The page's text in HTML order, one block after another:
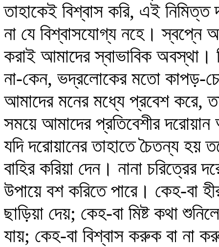
তাহাকেই বিশ্বাস করি, এই
না যে বিশ্বাসযোগ্য নহে। স্বপ্নে
করাই আমাদের স্বাভাবিক অবস্থা।
না-কেন, ভদ্রলোকের মতো কাপড়-
আমাদের মনের মধ্যে প্রবেশ করে,
সময়ে আমাদের প্রতিবেশীর
যদি দরোয়ানের তাহাতে চৈতন্য হয়
বাহির করিয়া দেন। নানা চরিত্রের
উপায়ে বশ করিতে পারে। কেহ-বা
ছাড়িয়া দেয়; কেহ-বা মিষ্ট কথা
যায়; কেহ-বা বিশ্বাস করুক বা না